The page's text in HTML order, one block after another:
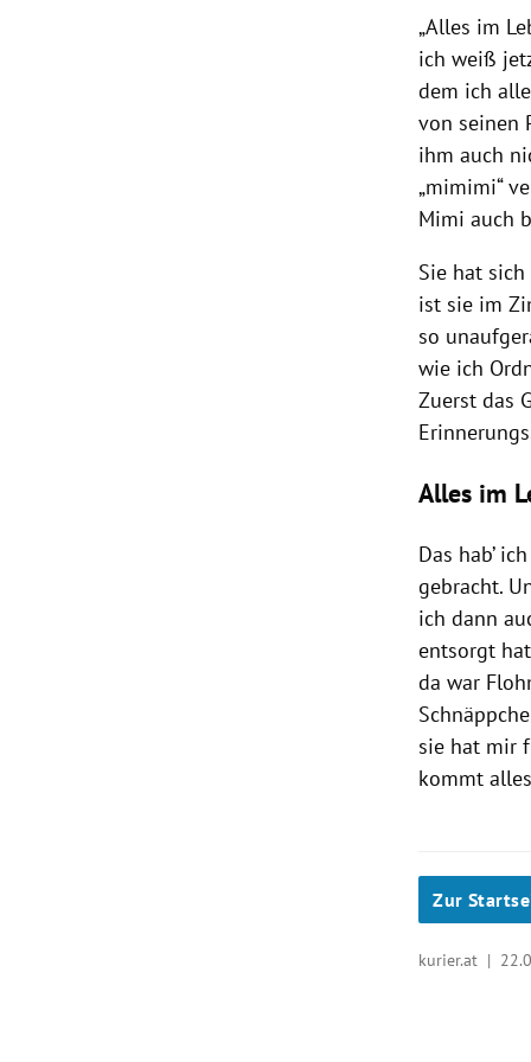
„Alles im
ich weiß
dem ich
von seinen
ihm auch
„mimimi“
Mimi auch
Sie hat
ist sie im
so
wie ich
Zuerst das
Alles im
Das hab’
gebracht.
ich dann
entsorgt
da war
sie hat mir
kommt
Zur
kurier.at |